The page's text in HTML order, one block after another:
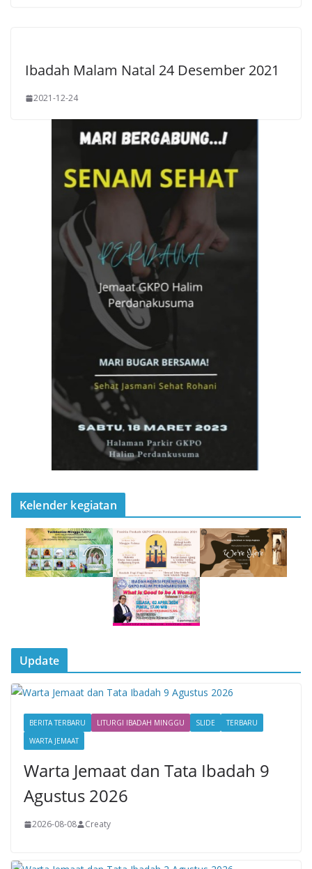
Ibadah Malam Natal 24 Desember 2021
2021-12-24
Kelender kegiatan
Update
BERITA TERBARU LITURGI IBADAH MINGGU SLIDE
TERBARU
WARTA JEMAAT
Warta Jemaat dan Tata Ibadah 9
Agustus 2026
2026-08-08 Creaty